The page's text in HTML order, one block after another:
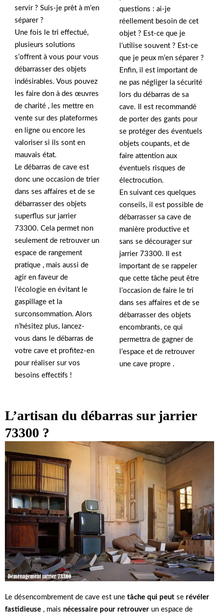
servir ? Suis-je prêt à m’en
séparer ?
Une fois le tri effectué,
plusieurs solutions
s’offrent à vous pour vous
débarrasser des objets
indésirables. Vous pouvez
les faire don à des œuvres
de charité , les mettre en
vente sur des plateformes
en ligne ou encore les
valoriser si ils sont en
mauvais état.
Le débarras de cave est
donc une occasion de trier
dans ses affaires et de se
débarrasser des objets
superflus sur jarrier
73300. Cela permet non
seulement de retrouver un
espace de rangement
pratique , mais aussi de
agir en faveur de
l’écologie en évitant le
gaspillage et la
surconsommation. Alors
n’hésitez plus, lancez-
vous dans le débarras de
votre cave et profitez-en
pour réaliser sur vos
besoins effectifs !
questions : ai-je
réellement besoin de cet
objet ? Est-ce que je
l’utilise souvent ? Est-ce
que je peux m’en séparer ?
Enfin, il est important de
ne pas négliger la sécurité
lors du débarras de sa
cave. Il est recommandé
de porter des gants pour
se protéger des éventuels
objets coupants, et de
faire attention aux
éventuels risques de
électrocution.
En suivant ces quelques
conseils, il est possible de
débarrasser sa cave de
manière productive et
sans se décourager sur
jarrier 73300. Il est
important de se rappeler
que cette tâche peut être
l’occasion de faire le tri
dans ses affaires et de se
débarrasser des objets
encombrants, ce qui
permettra de gagner de
l’espace et de retrouver
une cave propre .
L’artisan du débarras sur jarrier
73300 ?
Le désencombrement de cave est une tâche qui peut se révéler
fastidieuse , mais nécessaire pour retrouver un espace de